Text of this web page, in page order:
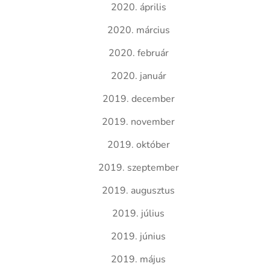
2020. április
2020. március
2020. február
2020. január
2019. december
2019. november
2019. október
2019. szeptember
2019. augusztus
2019. július
2019. június
2019. május